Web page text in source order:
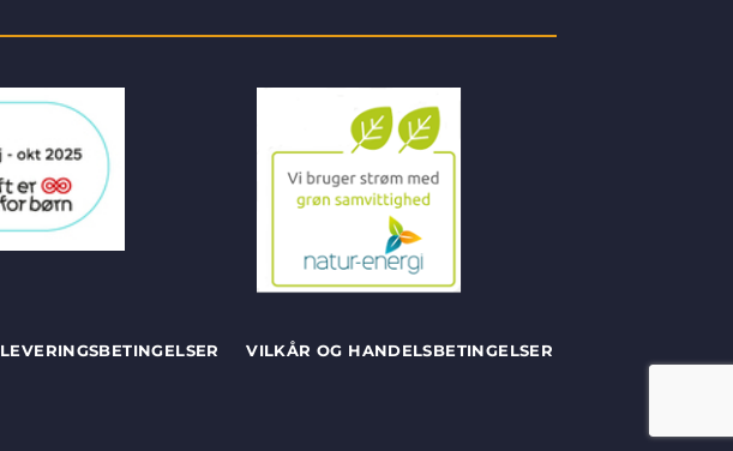
LEVERINGSBETINGELSER VILKÅR OG HANDELSBETINGELSER